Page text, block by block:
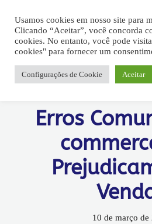
Erros
10 de março de
Usamos cookies em nosso site para
Clicando “Aceitar”, você concorda
cookies. No entanto, você pode
cookies" para fornecer um
Configurações de Cookie Aceitar